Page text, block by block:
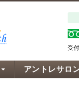
受
アントレサロ